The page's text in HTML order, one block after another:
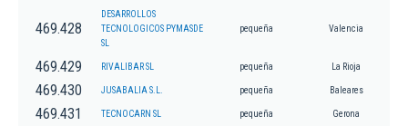
469.428
DESARROLLOS
TECNOLOGICOS PYMASDE
SL
pequeña Valencia
469.429 RIVALIBAR SL pequeña La Rioja
469.430 JUSABALIA S.L. pequeña Baleares
469.431 TECNOCARN SL pequeña Gerona